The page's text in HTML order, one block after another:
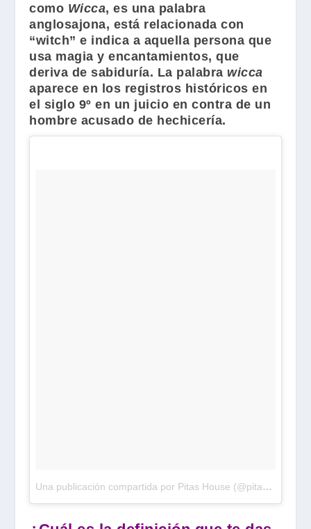
como Wicca, es una palabra
anglosajona, está relacionada con
“witch” e indica a aquella persona que
usa magia y encantamientos, que
deriva de sabiduría. La palabra wicca
aparece en los registros históricos en
el siglo 9º en un juicio en contra de un
hombre acusado de hechicería.
Una publicación compartida por Pitas House (@pitashouse)